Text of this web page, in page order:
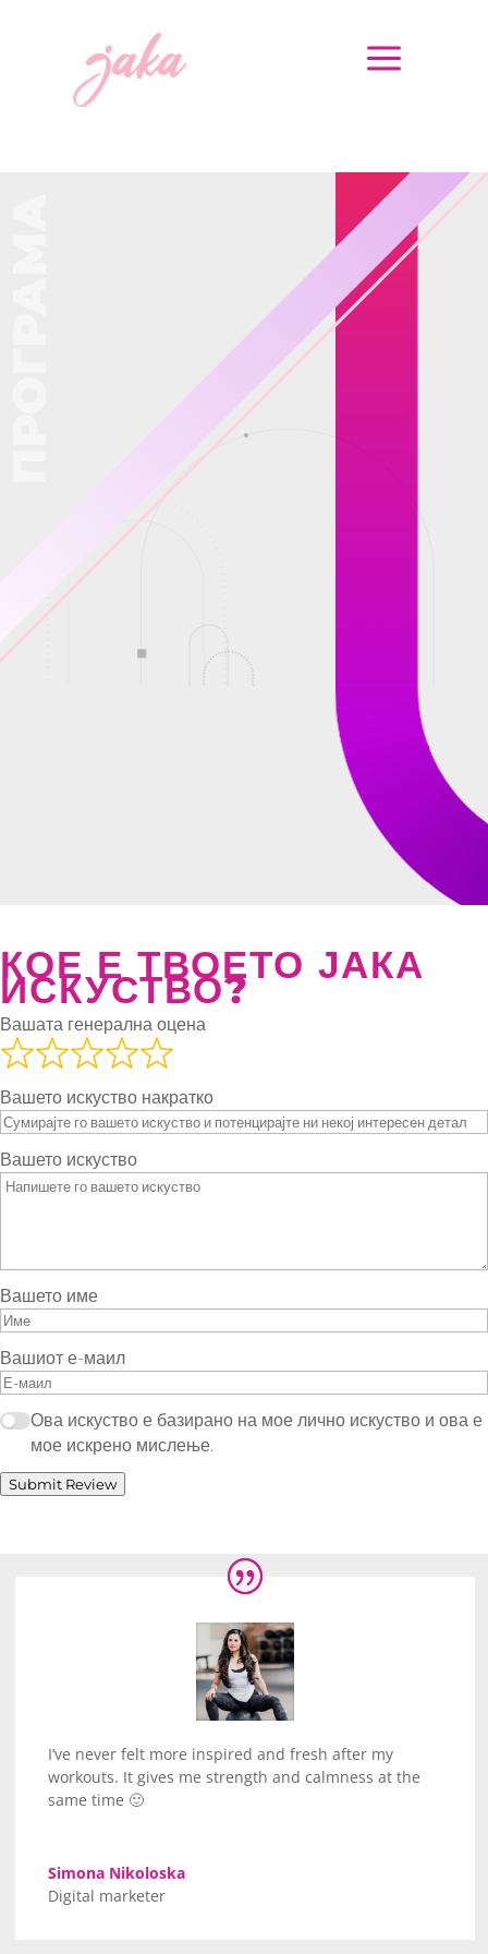
a
КОЕ Е ТВОЕТО ЈАКА
ИСКУСТВО?
Вашата генерална оцена
Вашето искуство накратко
Вашето искуство
Вашето име
Вашиот е-маил
Ова искуство е базирано на мое лично искуство и ова е
мое искрено мислење.
Submit Review
I’ve never felt more inspired and fresh after my
workouts. It gives me strength and calmness at the
same time 🙂
Simona Nikoloska
Digital marketer